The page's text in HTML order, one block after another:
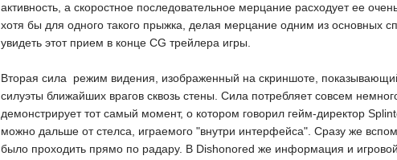
активность, а скоростное последовательное мерцание расходует ее
хотя бы для одного такого прыжка, делая мерцание одним из основных
увидеть этот прием в конце CG трейлера игры.
Вторая сила  режим видения, изображенный на скриншоте,
силуэты ближайших врагов сквозь стены. Сила потребляет совсем
демонстрирует тот самый момент, о котором говорил гейм-директор
можно дальше от стелса, играемого "внутри интерфейса". Сразу же
было проходить прямо по радару. В Dishonored же информация и